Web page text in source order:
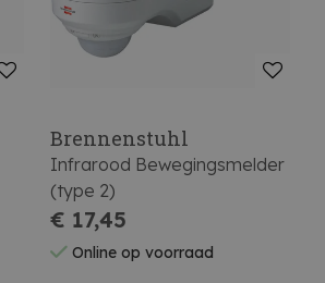
Brennenstuhl
Infrarood Bewegingsmelder
(type 2)
€ 17,45
Online op voorraad